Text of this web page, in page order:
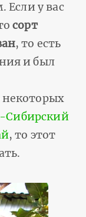
Если у вас
сорт
, то есть
и был
Сибирский
, то этот